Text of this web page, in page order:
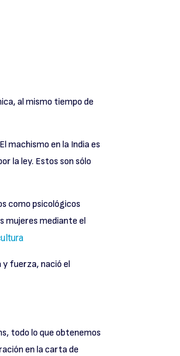
de una
historia
de juguetes
al mismo tiempo de
machismo en la India es
la ley. Estos son sólo
como psicológicos
mujeres mediante el
y fuerza, nació el
todo lo que obtenemos
en la carta de